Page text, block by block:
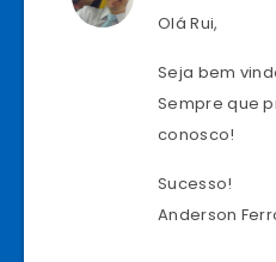
Olá Rui,
Seja bem
Sempre que
conosco!
Sucesso!
Anderson